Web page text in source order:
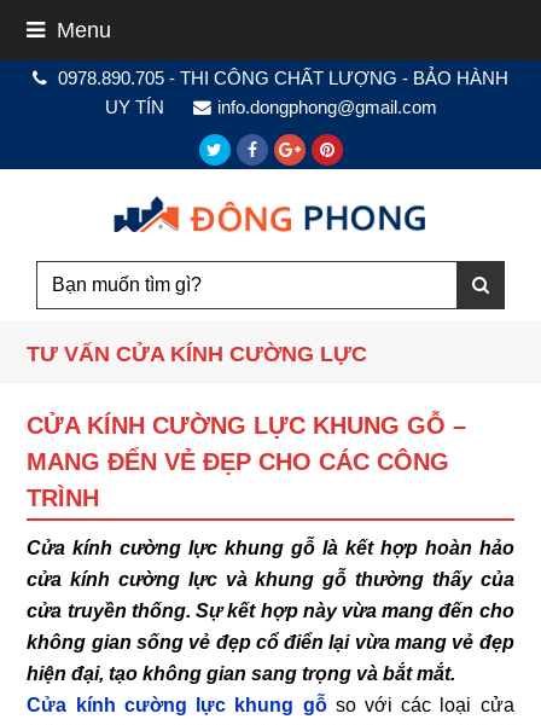
Menu
0978.890.705 - THI CÔNG CHẤT LƯỢNG - BẢO HÀNH
UY TÍN
info.dongphong@gmail.com
TwitterFacebook
GooglePinterest
TƯ VẤN CỬA KÍNH CƯỜNG LỰC
CỬA KÍNH CƯỜNG LỰC KHUNG GỖ –
MANG ĐẾN VẺ ĐẸP CHO CÁC CÔNG
TRÌNH
Cửa kính cường lực khung gỗ là kết hợp hoàn hảo
cửa kính cường lực và khung gỗ thường thấy của
cửa truyền thống. Sự kết hợp này vừa mang đến cho
không gian sống vẻ đẹp cổ điển lại vừa mang vẻ đẹp
hiện đại, tạo không gian sang trọng và bắt mắt.
Cửa kính cường lực khung gỗso với các loại cửa